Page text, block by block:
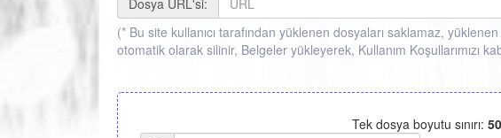
Dosya URL'si:
(* Bu site kullanıcı tarafından yüklenen dosyaları saklamaz,
otomatik olarak silinir, Belgeler yükleyerek, Kullanım Koşullarımızı
Tek dosya boyutu sınırı: